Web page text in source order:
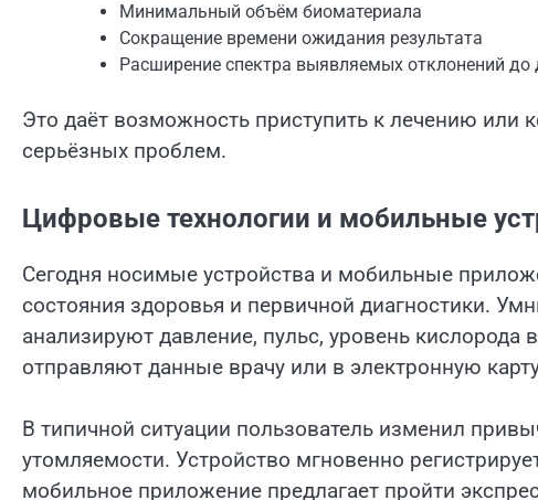
Минимальный объём биоматериала
Сокращение времени ожидания результата
Расширение спектра выявляемых отклонений до
Это даёт возможность приступить к лечению или
серьёзных проблем.
Цифровые технологии и мобильные
Сегодня носимые устройства и мобильные
состояния здоровья и первичной диагностики.
анализируют давление, пульс, уровень
отправляют данные врачу или в электронную
В типичной ситуации пользователь изменил
утомляемости. Устройство мгновенно
мобильное приложение предлагает пройти